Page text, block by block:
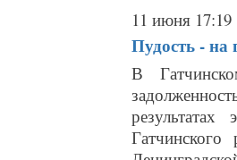
11 июня 17:19
Пудость - на
В